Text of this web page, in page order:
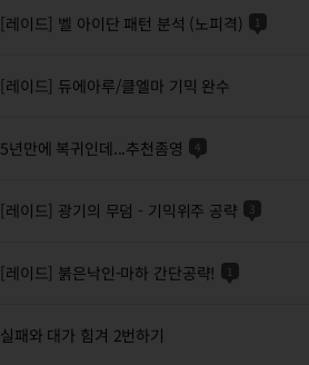
[레이드] 벨 아이단 패턴 분석 (노피격) 1
[레이드] 듀에아루/클엘마 기믹 완수
5년만에 복귀인데...추천좀영 4
[레이드] 광기의 무덤 - 기믹위주 공략 3
[레이드] 붉은낙인-마하 간단공략! 1
실패와 대가 힘겨 2번하기